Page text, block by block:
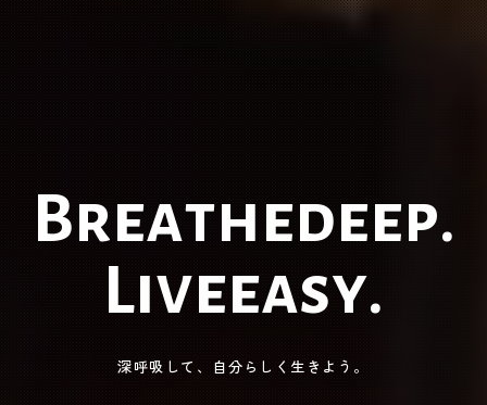
Breathedeep.
Liveeasy.
深呼吸して、自分らしく生きよう。